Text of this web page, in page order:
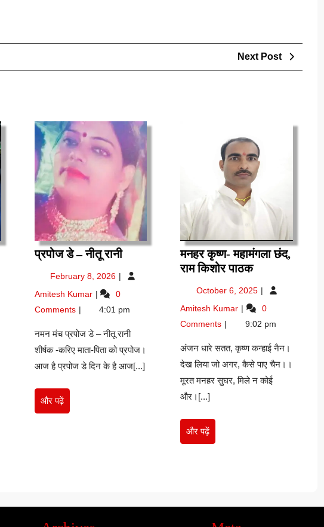
Next Post
प्रपोज डे – नीतू रानीप्रपोज
रानी
February 8, 2026 February
2026
Amitesh Kumar प्रपोज
0
Comments
4:01 pm
नमन मंच प्रपोज डे – नीतू रानी
शीर्षक -करिए माता-पिता को प्रपोज।
आज है प्रपोज डे दिन के है आज[...]
और पढ़ेंऔर
पढ़ें
मनहर कृष्ण- महामंगला छंद,
राम किशोर पाठकमनहर
महामंगला
छंद,
राम
पाठक
October 6, 2025 October
2025
Amitesh Kumar मनहर
महामंगला
राम
किशोर
पाठक
0
Comments
9:02 pm
अंजन धारे सतत, कृष्ण कन्हाई नैन।
देख लिया जो अगर, कैसे पाए चैन।।
मूरत मनहर सुघर, मिले न कोई
और।[...]
और पढ़ेंऔर
पढ़ें